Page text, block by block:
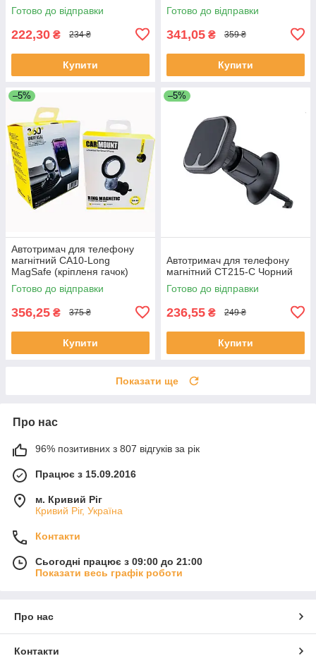
Готово до відправки
222,30 ₴ 234 ₴
Купити
Готово до відправки
341,05 ₴ 359 ₴
Купити
–5%
Автотримач для телефону
магнітний CA10-Long
MagSafe (кріпленя гачок)
Готово до відправки
356,25 ₴ 375 ₴
Купити
–5%
Автотримач для телефону
магнітний CT215-C Чорний
Готово до відправки
236,55 ₴ 249 ₴
Купити
Показати ще
Про нас
96% позитивних з 807 відгуків за рік
Працює з 15.09.2016
м. Кривий Ріг
Кривий Ріг, Україна
Контакти
Сьогодні працює з 09:00 до 21:00
Показати весь графік роботи
Про нас
Контакти